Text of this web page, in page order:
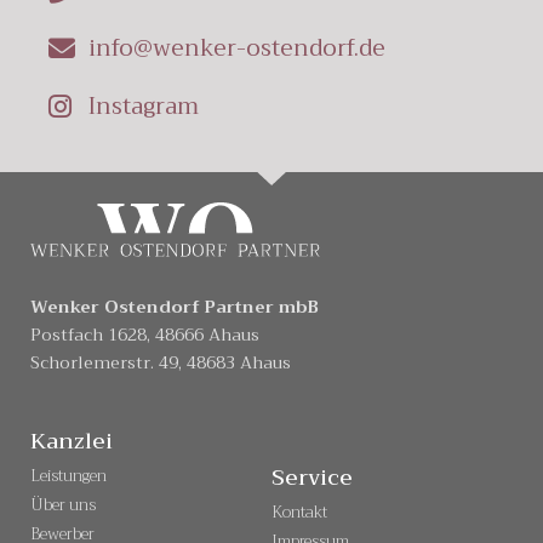
info@wenker-ostendorf.de
Instagram
Wenker Ostendorf Partner mbB
Postfach 1628, 48666 Ahaus
Schorlemerstr. 49, 48683 Ahaus
Kanzlei
Leistungen
Über uns
Bewerber
Service
Kontakt